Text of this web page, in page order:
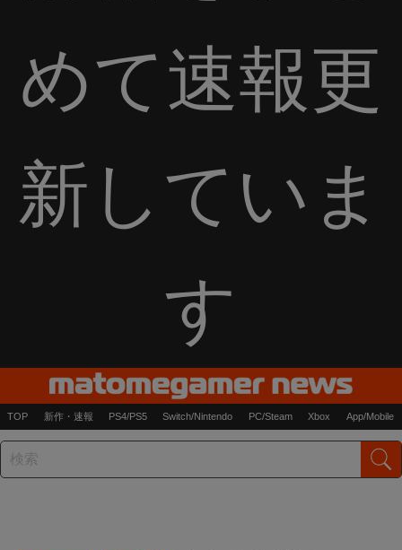
めて速報更
新していま
す
TOP 新作・速報 PS4/PS5 Switch/Nintendo PC/Steam Xbox App/Mobile